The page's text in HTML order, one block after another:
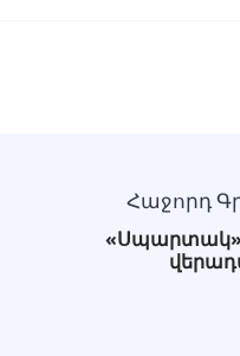
Հաջորդ
«Սպարտակ»